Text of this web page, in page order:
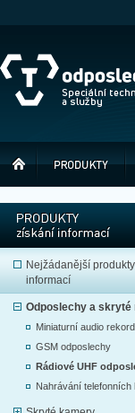
Nejžádanější
informací
Odposlechy a skryté
Miniaturní audio
GSM odposlechy
Rádiové UHF
Nahrávání telefonních